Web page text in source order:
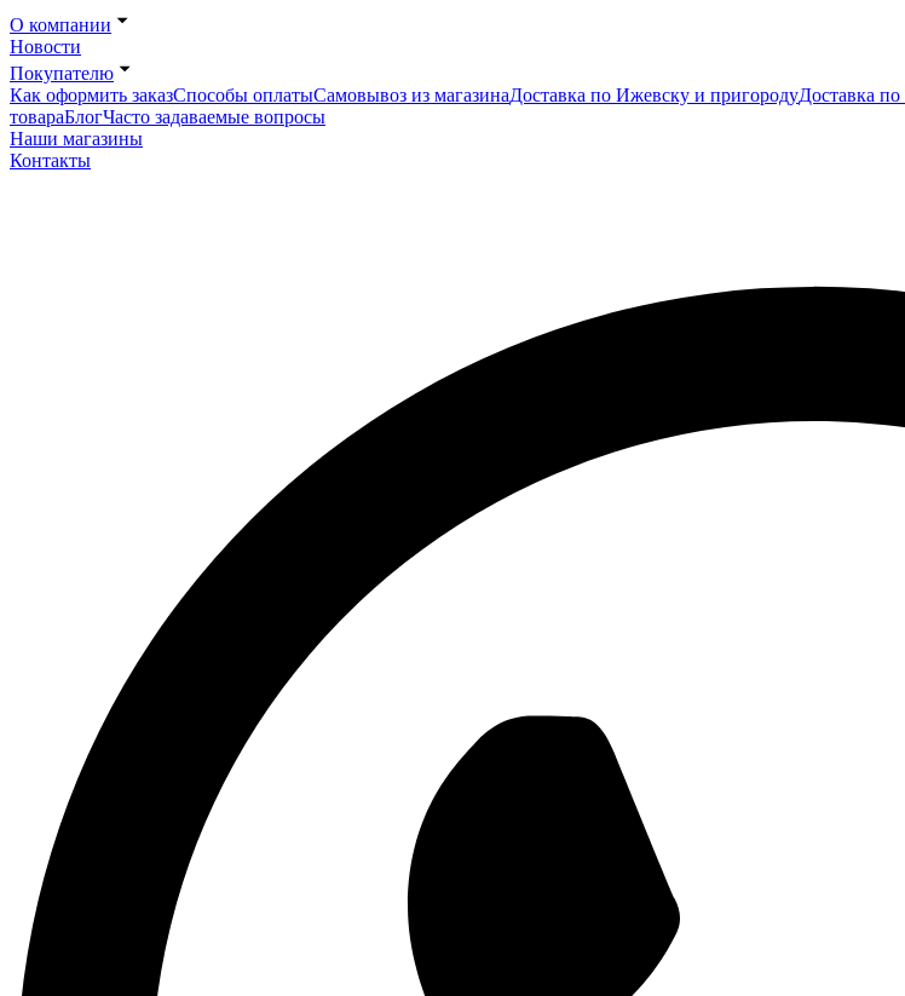
О компании
Новости
Покупателю
Как оформить заказСпособы оплатыСамовывоз из магазинаДоставка по Ижевску и пригородуДоставка
товараБлогЧасто задаваемые вопросы
Наши магазины
Контакты